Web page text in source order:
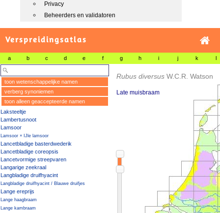
Privacy
Beheerders en validatoren
Verspreidingsatlas
a b c d e f g h i j k l
toon wetenschappelijke namen
verberg synoniemen
toon alleen geaccepteerde namen
Laksteeltje
Lambertusnoot
Lamsoor
Lamsoor × IJle lamsoor
Lancetbladige basterdwederik
Lancetbladige coreopsis
Lancetvormige streepvaren
Langarige zeekraal
Langbladige druifhyacint
Langbladige druifhyacint / Blauwe druifjes
Lange ereprijs
Lange haagbraam
Lange kambraam
Rubus diversus W.C.R. Watson
Late muisbraam